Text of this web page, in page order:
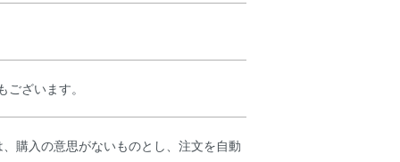
ざいます。
購入の意思がないものとし、注文を自動